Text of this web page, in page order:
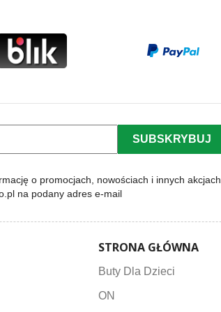
o promocjach, nowościach i innych akcjach
na podany adres e-mail
STRONA GŁÓWNA
Buty Dla Dzieci
ON